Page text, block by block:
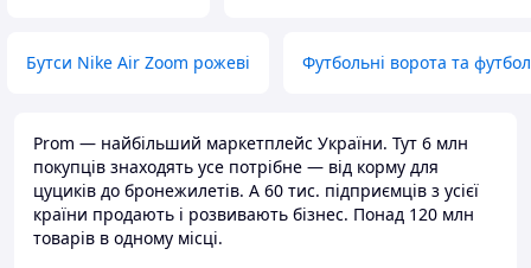
Бутси Nike Air Zoom рожеві Футбольні ворота та
Prom — найбільший маркетплейс України. Тут 6 млн
покупців знаходять усе потрібне — від корму для
цуциків до бронежилетів. А 60 тис. підприємців з усієї
країни продають і розвивають бізнес. Понад 120 млн
товарів в одному місці.